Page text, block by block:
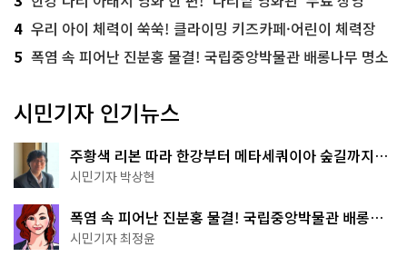
4 우리 아이 체력이 쑥쑥! 클라이밍 키즈카페·어린이 체력장
5 폭염 속 피어난 진분홍 물결! 국립중앙박물관 배롱나무 명소
시민기자 인기뉴스
주황색 리본 따라 한강부터 메타세쿼이아 숲길까지…
서울둘레길 15코스
시민기자 박상현
폭염 속 피어난 진분홍 물결! 국립중앙박물관 배롱나
무 명소
시민기자 최정윤